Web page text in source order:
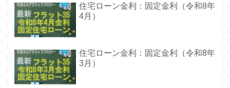
住宅ローン金利：固定金利（令和8年
4月）
住宅ローン金利：固定金利（令和8年
3月）